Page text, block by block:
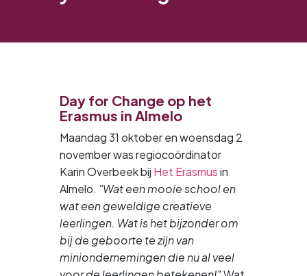
Day for Change op het
Erasmus in Almelo
Maandag 31 oktober en woensdag 2
november was regiocoördinator
Karin Overbeek bij Het Erasmusin
Almelo. "Wat een mooie school en
wat een geweldige creatieve
leerlingen. Wat is het bijzonder om
bij de geboorte te zijn van
miniondernemingen die nu al veel